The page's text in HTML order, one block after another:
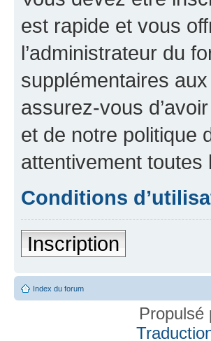
est rapide et vous
l’administrateur du
supplémentaires
assurez-vous
et de notre politique
attentivement
Conditions
Inscription
Index du forum
Propulsé